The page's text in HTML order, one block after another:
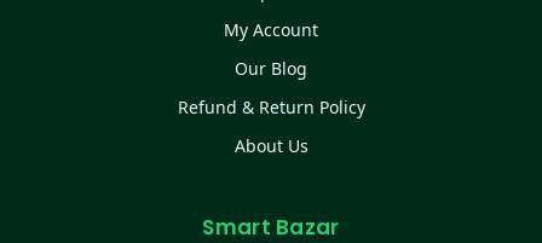
My Account
Our Blog
Refund & Return Policy
About Us
Smart Bazar